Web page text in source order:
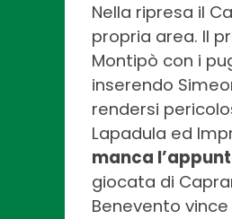
Nella ripresa il
propria area. Il
Montipò con i
inserendo
rendersi
Lapadula ed
manca
giocata di
Benevento vince